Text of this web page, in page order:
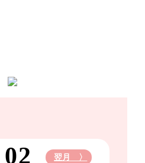
02 翌月 〉